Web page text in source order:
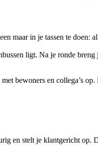
maar in je tassen te doen:
ligt. Na je ronde
bewoners en collega’s
en stelt je klantgericht op.